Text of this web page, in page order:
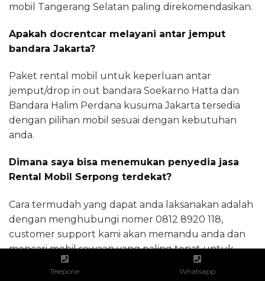
mobil Tangerang Selatan paling direkomendasikan.
Apakah docrentcar melayani antar jemput
bandara Jakarta?
Paket rental mobil untuk keperluan antar
jemput/drop in out bandara Soekarno Hatta dan
Bandara Halim Perdana kusuma Jakarta tersedia
dengan pilihan mobil sesuai dengan kebutuhan
anda.
Dimana saya bisa menemukan penyedia jasa
Rental Mobil Serpong terdekat?
Cara termudah yang dapat anda laksanakan adalah
dengan menghubungi nomer 0812 8920 118,
customer support kami akan memandu anda dan
mencari mobil sewaan yang paling tepat untuk
anda gunakan.
Telepone Whatsapp